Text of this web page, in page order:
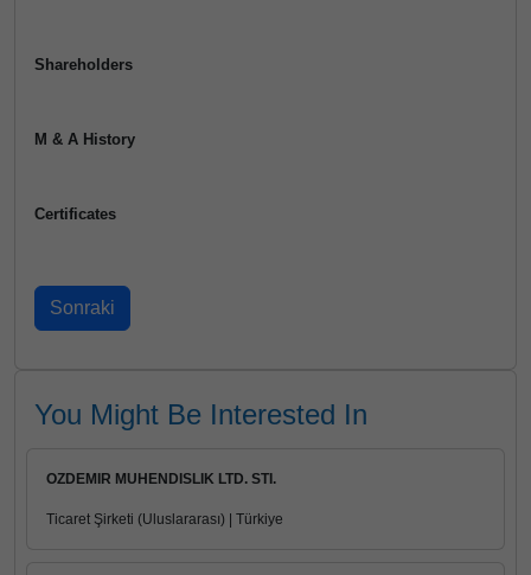
Shareholders
M & A History
Certificates
You Might Be Interested In
OZDEMIR MUHENDISLIK LTD. STI.
Ticaret Şirketi (Uluslararası) | Türkiye